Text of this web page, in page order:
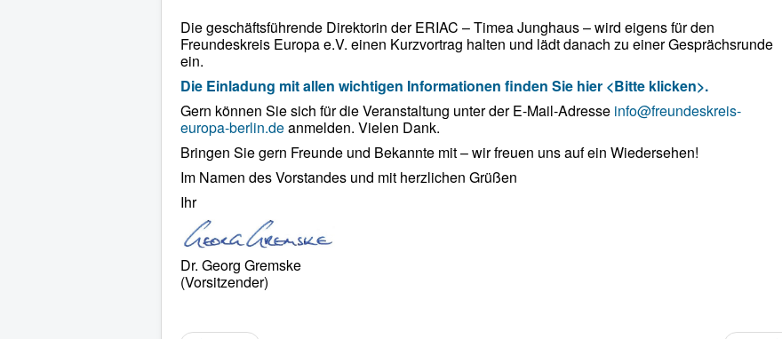
Die geschäftsführende Direktorin der ERIAC – Timea Junghaus – wird eigens für den
Freundeskreis Europa e.V. einen Kurzvortrag halten und lädt danach zu einer Gesprächsrunde
ein.
Die Einladung mit allen wichtigen Informationen finden Sie hier <Bitte klicken>.
Gern können Sie sich für die Veranstaltung unter der E-Mail-Adresse info@freundeskreis-
europa-berlin.deanmelden. Vielen Dank.
Bringen Sie gern Freunde und Bekannte mit – wir freuen uns auf ein Wiedersehen!
Im Namen des Vorstandes und mit herzlichen Grüßen
Ihr
Dr. Georg Gremske
(Vorsitzender)